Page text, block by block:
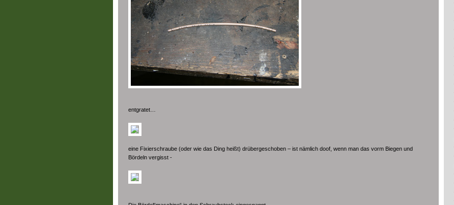
entgratet…
eine Fixierschraube (oder wie das Ding heißt) drübergeschoben – ist nämlich doof, wenn man das vorm Biegen und
Bördeln vergisst -